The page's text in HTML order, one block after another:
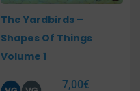
The Yardbirds –
Shapes Of Things
Volume 1
7,00€